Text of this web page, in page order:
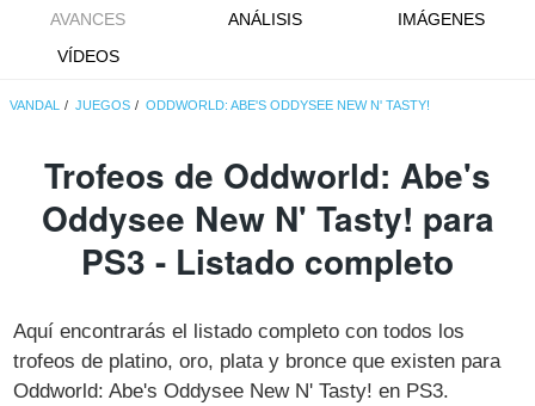
AVANCES
ANÁLISIS
IMÁGENES
VÍDEOS
VANDAL JUEGOS ODDWORLD: ABE'S ODDYSEE NEW N' TASTY!
Trofeos de Oddworld: Abe's
Oddysee New N' Tasty! para
PS3 - Listado completo
Aquí encontrarás el listado completo con todos los
trofeos de platino, oro, plata y bronce que existen para
Oddworld: Abe's Oddysee New N' Tasty! en PS3.